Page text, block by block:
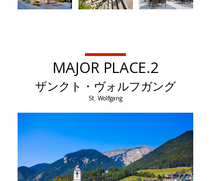
MAJOR PLACE.2
ザンクト・ヴォルフガング
St. Wolfgang